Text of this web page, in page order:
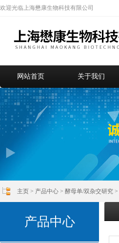
欢迎光临上海懋康生物科技有限公司
网站首页 关于我们
主页 > 产品中心 > 酵母单/双杂交研究 >
产品中心